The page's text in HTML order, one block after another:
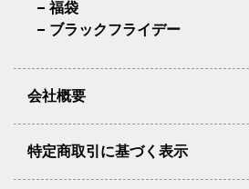
福袋
ブラックフライデー
会社概要
特定商取引に基づく表示